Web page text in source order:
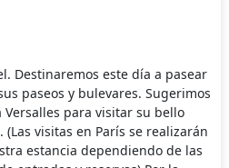
Destinaremos este día a pasear
paseos y bulevares. Sugerimos
para visitar su bello
visitas en París se realizarán
estancia dependiendo de las